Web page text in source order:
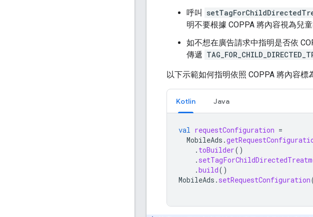
呼叫
明不要根據 COPPA 將內容視為兒童
如不想在廣告請求中指明是否依
傳遞
以下示範如何指明依照 COPPA 將內容標
Kotlin Java
val requestConfiguration =
MobileAds .
. toBuilder()
.
.build()
MobileAds . setRequestConfiguration